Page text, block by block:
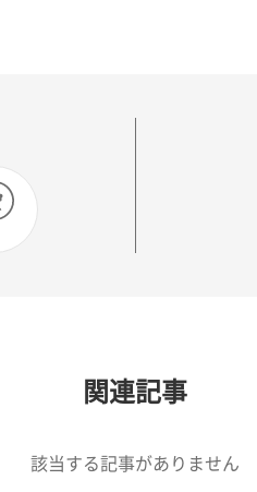
関連記事
該当する記事がありません